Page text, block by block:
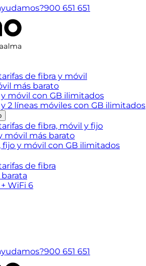
900 651 651
de fibra y móvil
más barato
y móvil con GB ilimitados
y 2 líneas móviles con GB ilimitados
de fibra, móvil y fijo
móvil más barato
fijo y móvil con GB ilimitados
de fibra
+ WiFi 6
900 651 651